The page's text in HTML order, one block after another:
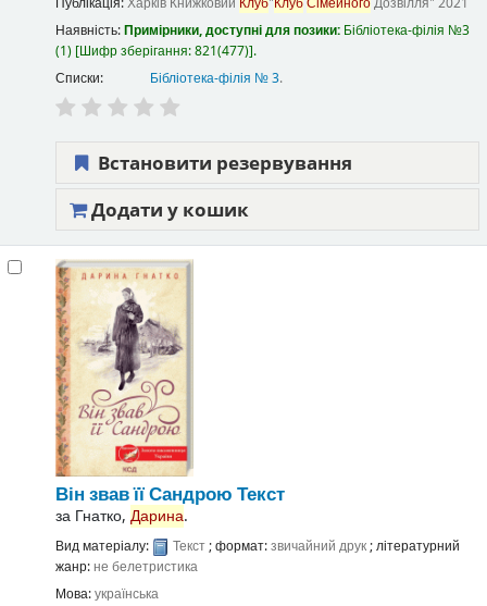
Наявність:Примірники, доступні для позики: Бібліотека-філія №3
(1) Шифр зберігання:821(477) .
Списки:
Бібліотека-філія № 3.
Встановити резервування
Додати у кошик
Він звав її Сандрою Текст
за Гнатко, Дарина.
Вид матеріалу: Текст; формат:звичайний друк; літературний
жанр:не белетристика
Мова:українська